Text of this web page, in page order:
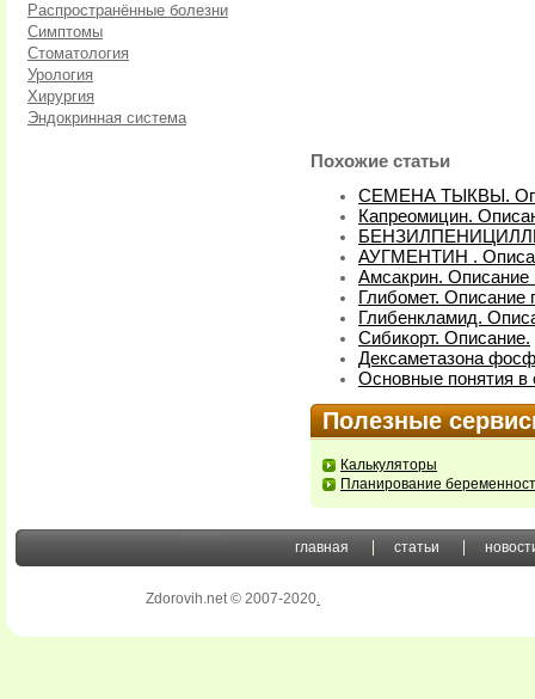
Распространённые болезни
Симптомы
Стоматология
Урология
Хирургия
Эндокринная система
Похожие статьи
СЕМЕНА ТЫКВЫ.
Капреомицин.
АУГМЕНТИН .
Амсакрин. Описание
Глибомет. Описание
Глибенкламид.
Сибикорт. Описание.
Дексаметазона
Основные понятия в
Полезные
Калькуляторы
Планирование
главная статьи
Zdorovih.net © 2007-2020